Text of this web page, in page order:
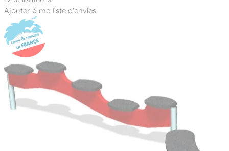
Ajouter à ma liste d'envies